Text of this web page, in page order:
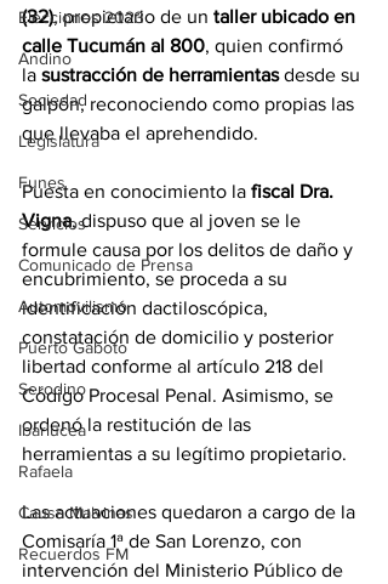
Elecciones 2023
Andino
Sociedad
Legislatura
Funes
Servicios
Comunicado de Prensa
Automovilismo
Puerto Gaboto
Serodino
Ibarlucea
Rafaela
Causa Malvinas
Recuerdos FM
(32), propietario de un taller ubicado en
calle Tucumán al 800, quien confirmó
la sustracción de herramientas desde su
galpón, reconociendo como propias las
que llevaba el aprehendido.
Puesta en conocimiento la fiscal Dra.
Vigna, dispuso que al joven se le
formule causa por los delitos de daño y
encubrimiento, se proceda a su
identificación dactiloscópica,
constatación de domicilio y posterior
libertad conforme al artículo 218 del
Código Procesal Penal. Asimismo, se
ordenó la restitución de las
herramientas a su legítimo propietario.
Las actuaciones quedaron a cargo de la
Comisaría 1ª de San Lorenzo, con
intervención del Ministerio Público de